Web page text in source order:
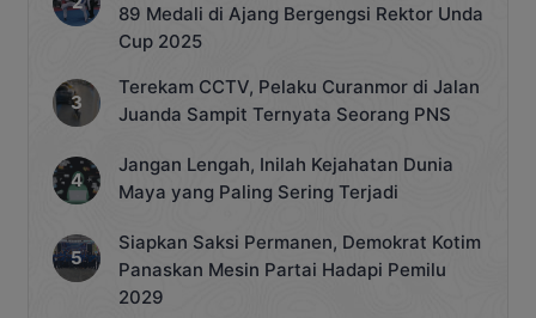
89 Medali di Ajang Bergengsi Rektor Unda
Cup 2025
Terekam CCTV, Pelaku Curanmor di Jalan
Juanda Sampit Ternyata Seorang PNS
Jangan Lengah, Inilah Kejahatan Dunia
Maya yang Paling Sering Terjadi
Siapkan Saksi Permanen, Demokrat Kotim
Panaskan Mesin Partai Hadapi Pemilu
2029